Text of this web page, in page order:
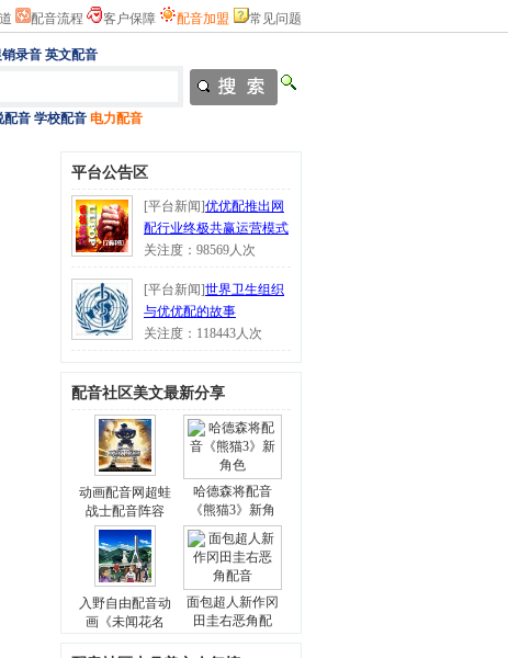
配音流程 客户保障 配音加盟 常见问题
录音 英文配音
配音 学校配音 电力配音
平台公告区
[平台新闻]优优配推出网
配行业终极共赢运营模式
关注度：98569人次
[平台新闻]世界卫生组织
与优优配的故事
关注度：118443人次
配音社区美文最新分享
动画配音网超蛙
战士配音阵容
哈德森将配音
《熊猫3》新角
入野自由配音动
画《未闻花名
面包超人新作冈
田圭右恶角配